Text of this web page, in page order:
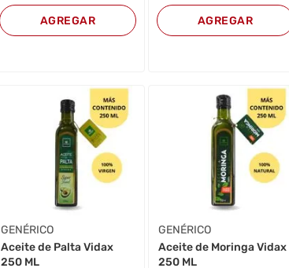
AGREGAR AGREGAR
GENÉRICO
Aceite de Palta Vidax
250 ML
GENÉRICO
Aceite de Moringa Vidax
250 ML